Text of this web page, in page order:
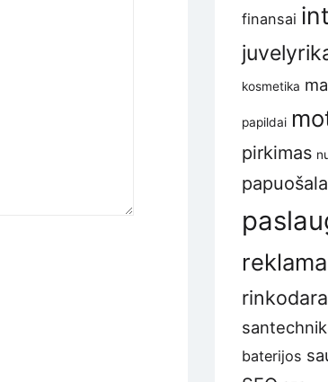
finansai
kosmetika
papildai
pirkimas
reklama
rinkodara
baterijos